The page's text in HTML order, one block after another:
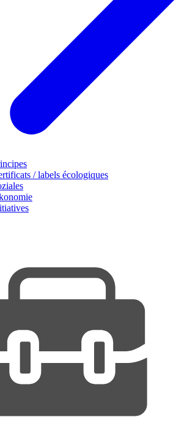
/ labels écologiques